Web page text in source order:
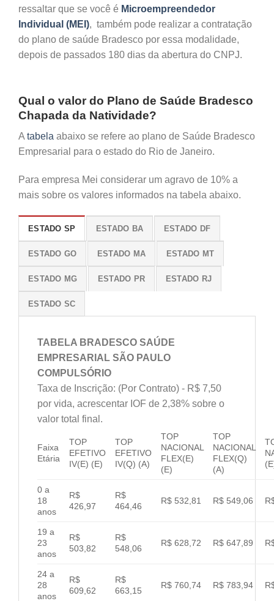
ressaltar que se você é Microempreendedor
Individual (MEI), também pode realizar a contratação
do plano de saúde Bradesco por essa modalidade,
depois de passados 180 dias da abertura do CNPJ.
Qual o valor do Plano de Saúde Bradesco
Chapada da Natividade?
A tabela abaixo se refere ao plano de Saúde Bradesco
Empresarial para o estado do Rio de Janeiro.
Para empresa Mei considerar um agravo de 10% a
mais sobre os valores informados na tabela abaixo.
ESTADO SP ESTADO BA ESTADO DF
ESTADO GO ESTADO MA ESTADO MT
ESTADO MG ESTADO PR ESTADO RJ
ESTADO SC
TABELA BRADESCO SAÚDE
EMPRESARIAL SÃO PAULO
COMPULSÓRIO
Taxa de Inscrição: (Por Contrato) - R$ 7,50
por vida, acrescentar IOF de 2,38% sobre o
valor total final.
Faixa
Etária
TOP
EFETIVO
IV(E) (E)
TOP
EFETIVO
IV(Q) (A)
TOP
NACIONAL
FLEX(E)
(E)
TOP
NACIONAL
FLEX(Q)
(A)
0 a
18
anos
R$
426,97
R$
464,46
R$ 532,81 R$ 549,06
19 a
23
anos
R$
503,82
R$
548,06
R$ 628,72 R$ 647,89
24 a
28
anos
R$
609,62
R$
663,15
R$ 760,74 R$ 783,94